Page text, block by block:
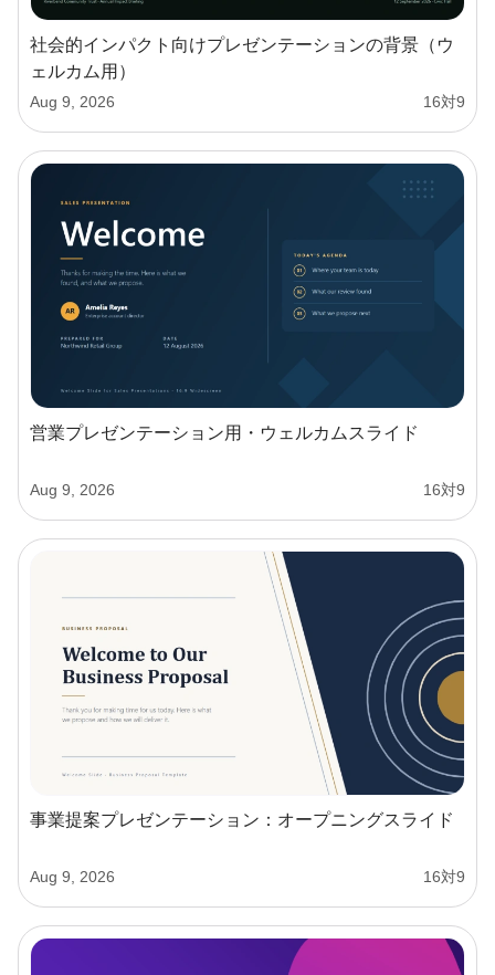
社会的インパクト向けプレゼンテーションの背景（ウ
ェルカム用）
Aug 9, 2026 16対9
営業プレゼンテーション用・ウェルカムスライド
Aug 9, 2026 16対9
事業提案プレゼンテーション：オープニングスライド
Aug 9, 2026 16対9